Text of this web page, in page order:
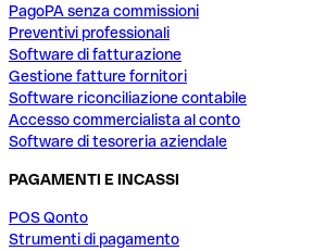
PagoPA senza commissioni
Preventivi professionali
Software di fatturazione
Gestione fatture fornitori
Software riconciliazione contabile
Accesso commercialista al conto
Software di tesoreria aziendale
PAGAMENTI E INCASSI
POS Qonto
Strumenti di pagamento